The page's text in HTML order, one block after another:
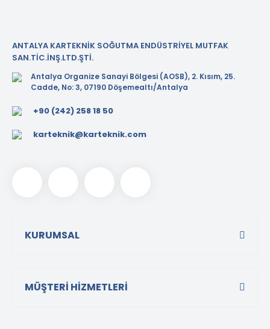
ANTALYA KARTEKNİK SOĞUTMA ENDÜSTRİYEL MUTFAK
SAN.TİC.İNŞ.LTD.ŞTİ.
Antalya Organize Sanayi Bölgesi (AOSB), 2. Kısım, 25.
Cadde, No: 3, 07190 Döşemealtı/Antalya
+90 (242) 258 18 50
karteknik@karteknik.com
KURUMSAL
MÜŞTERİ HİZMETLERİ